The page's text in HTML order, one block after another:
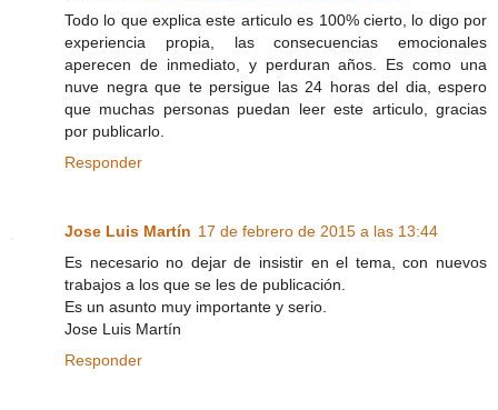
Todo lo que explica este articulo es 100% cierto, lo digo por
experiencia propia, las consecuencias emocionales
aperecen de inmediato, y perduran años. Es como una
nuve negra que te persigue las 24 horas del dia, espero
que muchas personas puedan leer este articulo, gracias
por publicarlo.
Responder
Jose Luis Martín 17 de febrero de 2015 a las 13:44
Es necesario no dejar de insistir en el tema, con nuevos
trabajos a los que se les de publicación.
Es un asunto muy importante y serio.
Jose Luis Martín
Responder